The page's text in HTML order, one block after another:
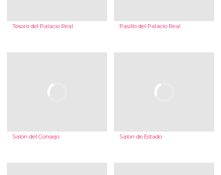
Tesoro del Palacio Real Pasillo del Palacio Real
Salón del Consejo Salón de Estado